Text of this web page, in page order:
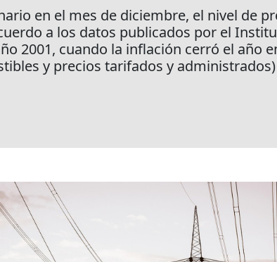
en el mes de diciembre, el nivel de
a los datos publicados por el
2001, cuando la inflación cerró el año
y precios tarifados y